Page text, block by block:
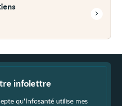
infolettre
qu'Infosanté utilise mes